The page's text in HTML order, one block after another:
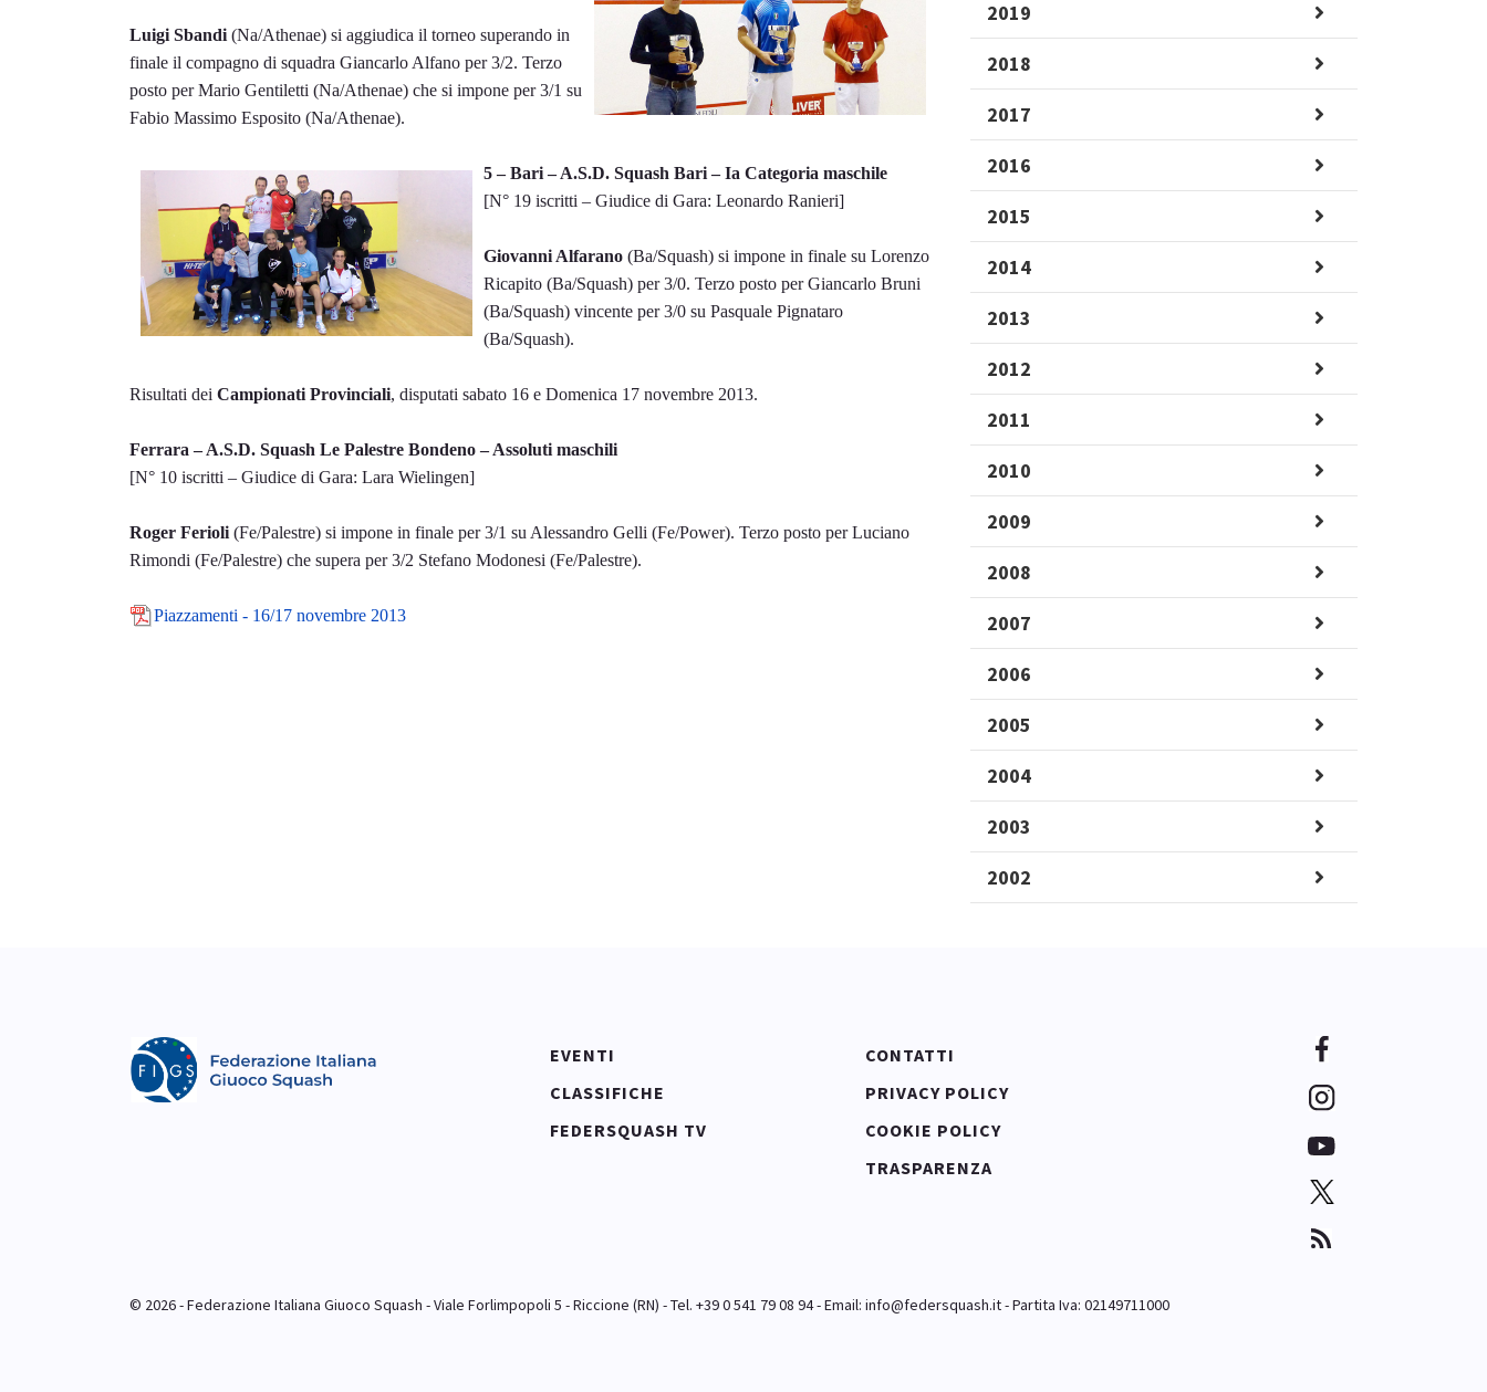
Luigi Sbandi (Na/Athenae) si aggiudica il torneo superando in
finale il compagno di squadra Giancarlo Alfano per 3/2. Terzo
posto per Mario Gentiletti (Na/Athenae) che si impone per 3/1 su
Fabio Massimo Esposito (Na/Athenae).
5 – Bari – A.S.D. Squash Bari – Ia Categoria maschile
[N° 19 iscritti – Giudice di Gara: Leonardo Ranieri]
Giovanni Alfarano (Ba/Squash) si impone in finale su Lorenzo
Ricapito (Ba/Squash) per 3/0. Terzo posto per Giancarlo Bruni
(Ba/Squash) vincente per 3/0 su Pasquale Pignataro
(Ba/Squash).
Risultati dei Campionati Provinciali, disputati sabato 16 e Domenica 17 novembre 2013.
Ferrara – A.S.D. Squash Le Palestre Bondeno – Assoluti maschili
[N° 10 iscritti – Giudice di Gara: Lara Wielingen]
Roger Ferioli (Fe/Palestre) si impone in finale per 3/1 su Alessandro Gelli (Fe/Power). Terzo posto per Luciano
Rimondi (Fe/Palestre) che supera per 3/2 Stefano Modonesi (Fe/Palestre).
Piazzamenti - 16/17 novembre 2013
2019
2018
2017
2016
2015
2014
2013
2012
2011
2010
2009
2008
2007
2006
2005
2004
2003
2002
EVENTI
CLASSIFICHE
FEDERSQUASH TV
CONTATTI
PRIVACY POLICY
COOKIE POLICY
TRASPARENZA
© 2026 - Federazione Italiana Giuoco Squash - Viale Forlimpopoli 5 - Riccione (RN) - Tel. +39 0 541 79 08 94 - Email: info@federsquash.it- Partita Iva: 02149711000